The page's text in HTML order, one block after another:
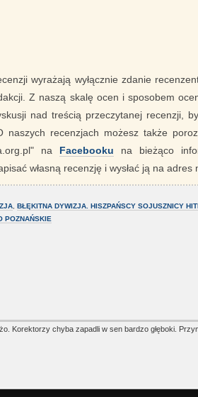
wyrażają wyłącznie zdanie
Z naszą skalę ocen i sposobem
nad treścią przeczytanej recenzji,
recenzjach możesz także
na Facebooku na bieżąco
własną recenzję i wysłać ją na adres
, BŁĘKITNA DYWIZJA. HISZPAŃSCY SOJUSZNICY
POZNAŃSKIE
Korektorzy chyba zapadli w sen bardzo głęboki.